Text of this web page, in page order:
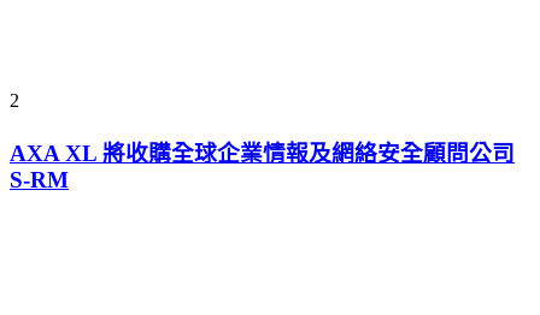
2
AXA XL 將收購全球企業情報及網絡安全顧問公司
S-RM